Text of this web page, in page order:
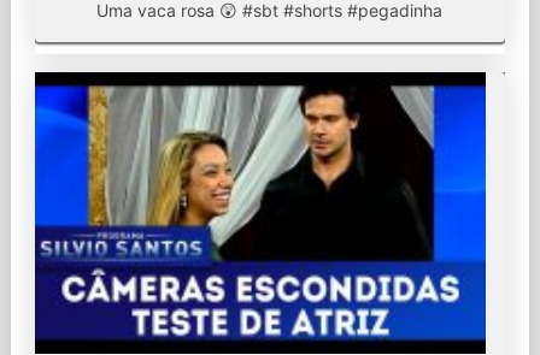
Uma vaca rosa 😲 #sbt #shorts #pegadinha